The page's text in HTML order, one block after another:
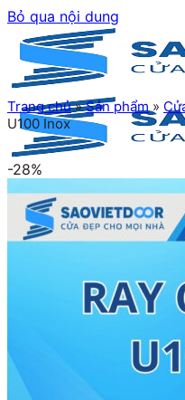
Bỏ qua nội dung
Trang chủ
Giới thiệu
Trang chủ»Sản phẩm»
U100 Inox
-28%